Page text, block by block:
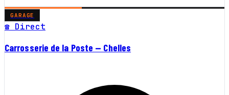
GARAGE
☎ Direct
Carrosserie de la Poste — Chelles